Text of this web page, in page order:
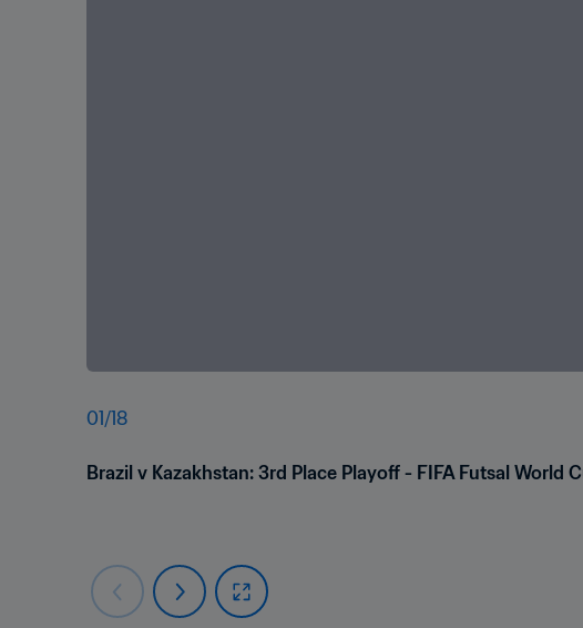
01/18
Brazil v Kazakhstan: 3rd Place Playoff - FIFA Futsal World